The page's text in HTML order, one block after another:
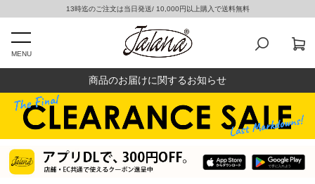
13時迄のご注文は当日発送/ 10,000円以上購入で送料無料
MENU
商品のお届けに関するお知らせ